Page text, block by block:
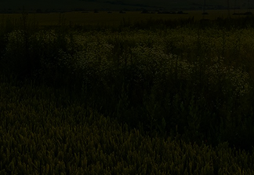
publicidad y análisis web, quienes pueden
a partir del uso que haya hecho de sus